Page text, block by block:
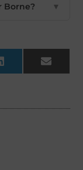
Borne? ▼
LinkedIn Email